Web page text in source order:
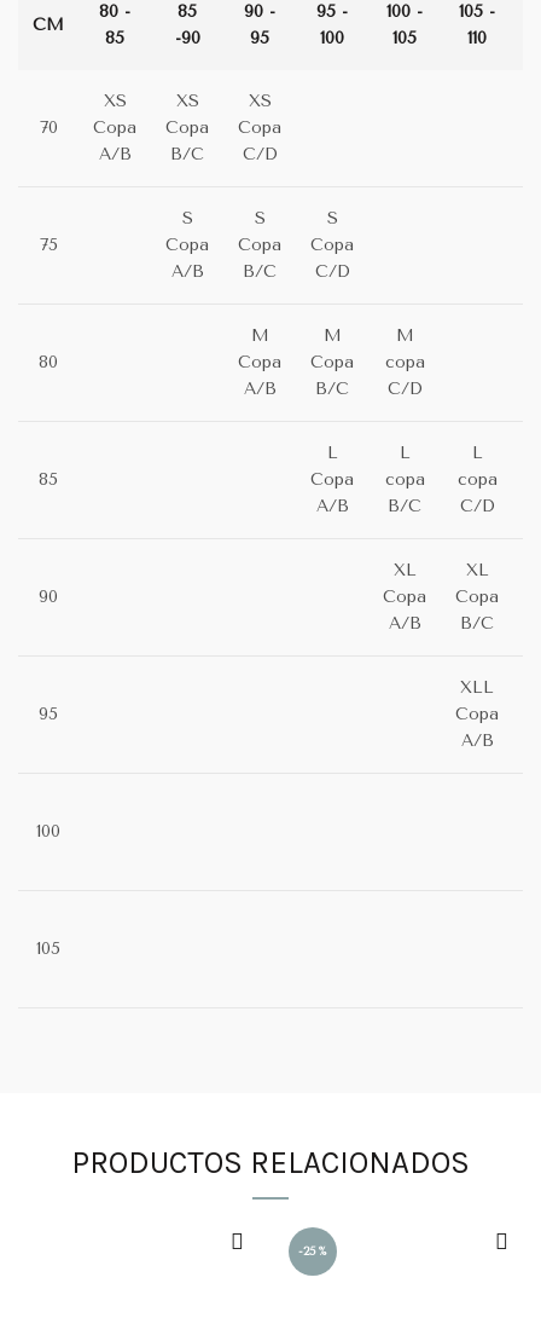
CM
80 -
85
85
-90
90 -
95
95 -
100
100 -
105
105 -
110
70
XS
Copa
A/B
XS
Copa
B/C
XS
Copa
C/D
75
S
Copa
A/B
S
Copa
B/C
S
Copa
C/D
80
M
Copa
A/B
M
Copa
B/C
M
copa
C/D
85
L
Copa
A/B
L
copa
B/C
L
copa
C/D
90
XL
Copa
A/B
XL
Copa
B/C
95
XLL
Copa
A/B
100
105
PRODUCTOS RELACIONADOS
-25%